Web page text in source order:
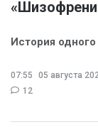
История
07:55
05 августа
12